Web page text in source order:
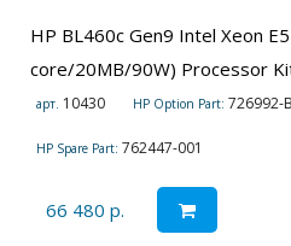
HP BL460c Gen9 Intel Xeon
core/20MB/90W) Processor
арт. 10430 HP Option Part: 726992-
HP Spare Part: 762447-001
66 480 р.